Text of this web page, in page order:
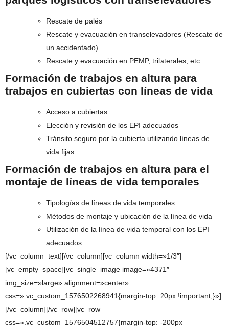
Rescate de palés
Rescate y evacuación en transelevadores (Rescate de
un accidentado)
Rescate y evacuación en PEMP, trilaterales, etc.
Formación de trabajos en altura para
trabajos en cubiertas con líneas de vida
Acceso a cubiertas
Elección y revisión de los EPI adecuados
Tránsito seguro por la cubierta utilizando líneas de
vida fijas
Formación de trabajos en altura para el
montaje de líneas de vida temporales
Tipologías de líneas de vida temporales
Métodos de montaje y ubicación de la línea de vida
Utilización de la línea de vida temporal con los EPI
adecuados
[/vc_column_text][/vc_column][vc_column width=»1/3″]
[vc_empty_space][vc_single_image image=»4371″
img_size=»large» alignment=»center»
css=».vc_custom_1576502268941{margin-top: 20px !important;}»]
[/vc_column][/vc_row][vc_row
css=».vc_custom_1576504512757{margin-top: -200px